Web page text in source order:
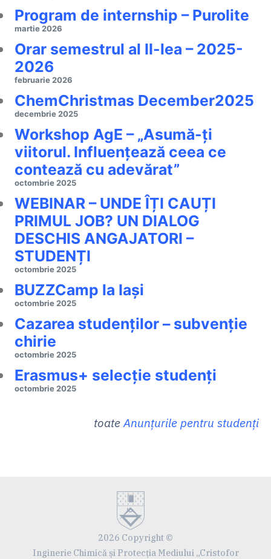
Program de internship – Purolite
martie 2026
Orar semestrul al II-lea – 2025-
2026
februarie 2026
ChemChristmas December2025
decembrie 2025
Workshop AgE – „Asumă-ți
viitorul. Influențează ceea ce
contează cu adevărat”
octombrie 2025
WEBINAR – UNDE ÎȚI CAUȚI
PRIMUL JOB? UN DIALOG
DESCHIS ANGAJATORI –
STUDENȚI
octombrie 2025
BUZZCamp la Iași
octombrie 2025
Cazarea studenților – subvenție
chirie
octombrie 2025
Erasmus+ selecție studenți
octombrie 2025
toate Anunțurile pentru studenți
2026 Copyright ©
Inginerie Chimică și Protecția Mediului „Cristofor